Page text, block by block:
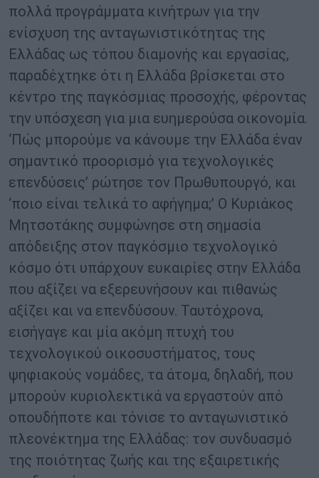
πολλά προγράμματα κινήτρων για την
ενίσχυση της ανταγωνιστικότητας της
Ελλάδας ως τόπου διαμονής και εργασίας,
παραδέχτηκε ότι η Ελλάδα βρίσκεται στο
κέντρο της παγκόσμιας προσοχής, φέροντας
την υπόσχεση για μια ευημερούσα οικονομία.
‘Πώς μπορούμε να κάνουμε την Ελλάδα έναν
σημαντικό προορισμό για τεχνολογικές
επενδύσεις’ ρώτησε τον Πρωθυπουργό, και
‘ποιο είναι τελικά το αφήγημα;’ Ο Κυριάκος
Μητσοτάκης συμφώνησε στη σημασία
απόδειξης στον παγκόσμιο τεχνολογικό
κόσμο ότι υπάρχουν ευκαιρίες στην Ελλάδα
που αξίζει να εξερευνήσουν και πιθανώς
αξίζει και να επενδύσουν. Ταυτόχρονα,
εισήγαγε και μία ακόμη πτυχή του
τεχνολογικού οικοσυστήματος, τους
ψηφιακούς νομάδες, τα άτομα, δηλαδή, που
μπορούν κυριολεκτικά να εργαστούν από
οπουδήποτε και τόνισε το ανταγωνιστικό
πλεονέκτημα της Ελλάδας: τον συνδυασμό
της ποιότητας ζωής και της εξαιρετικής